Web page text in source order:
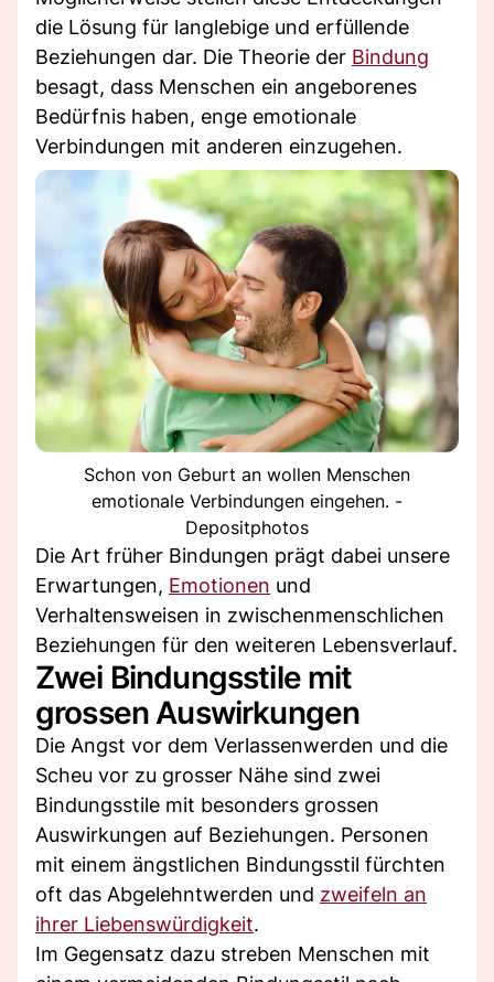
die Lösung für langlebige und erfüllende
Beziehungen dar. Die Theorie der Bindung
besagt, dass Menschen ein angeborenes
Bedürfnis haben, enge emotionale
Verbindungen mit anderen einzugehen.
Schon von Geburt an wollen Menschen
emotionale Verbindungen eingehen. -
Depositphotos
Die Art früher Bindungen prägt dabei unsere
Erwartungen, Emotionen und
Verhaltensweisen in zwischenmenschlichen
Beziehungen für den weiteren Lebensverlauf.
Zwei Bindungsstile mit
grossen Auswirkungen
Die Angst vor dem Verlassenwerden und die
Scheu vor zu grosser Nähe sind zwei
Bindungsstile mit besonders grossen
Auswirkungen auf Beziehungen. Personen
mit einem ängstlichen Bindungsstil fürchten
oft das Abgelehntwerden und zweifeln an
ihrer Liebenswürdigkeit.
Im Gegensatz dazu streben Menschen mit